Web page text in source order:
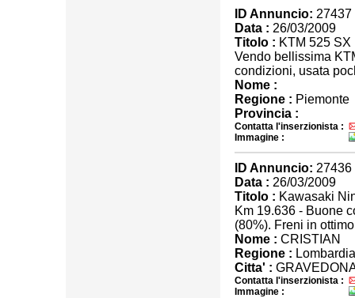
ID Annuncio: 27437
Data : 26/03/2009
Titolo : KTM 525 SX
Vendo bellissima
condizioni, usata
Nome :
Regione : Piemonte
Provincia :
Contatta l'inserzionista :
Immagine :
ID Annuncio: 27436
Data : 26/03/2009
Titolo : Kawasaki
Km 19.636 - Buone
(80%). Freni in
Nome : CRISTIAN
Regione : Lombardia
Citta' :
Contatta l'inserzionista :
Immagine :